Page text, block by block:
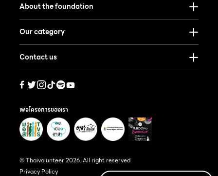
About the foundation
Our category
Contact us
เพจโครงการของเรา
© Thaivolunteer 2026. All right reserved
Privacy Policy